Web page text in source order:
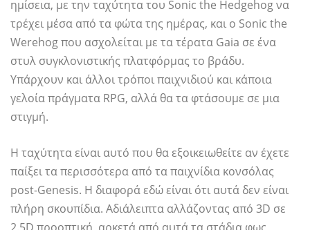
ημίσεια, με την ταχύτητα του Sonic the Hedgehog να
τρέχει μέσα από τα φώτα της ημέρας, και ο Sonic the
Werehog που ασχολείται με τα τέρατα Gaia σε ένα
στυλ συγκλονιστικής πλατφόρμας το βράδυ.
Υπάρχουν και άλλοι τρόποι παιχνιδιού και κάποια
γελοία πράγματα RPG, αλλά θα τα φτάσουμε σε μια
στιγμή.
Η ταχύτητα είναι αυτό που θα εξοικειωθείτε αν έχετε
παίξει τα περισσότερα από τα παιχνίδια κονσόλας
post-Genesis. Η διαφορά εδώ είναι ότι αυτά δεν είναι
πλήρη σκουπίδια. Αδιάλειπτα αλλάζοντας από 3D σε